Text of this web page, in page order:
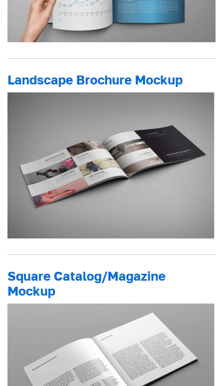
Landscape Brochure Mockup
Square Catalog/Magazine
Mockup